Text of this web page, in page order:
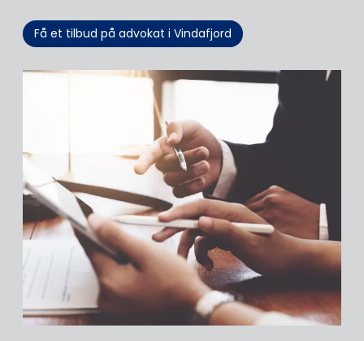
Få et tilbud på advokat i Vindafjord